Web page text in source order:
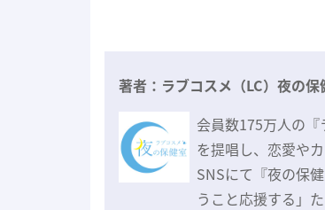
著者：ラブコスメ（LC）夜の
会員数175万人の
を提唱し、恋愛や
SNSにて『夜の保
うこと応援する」